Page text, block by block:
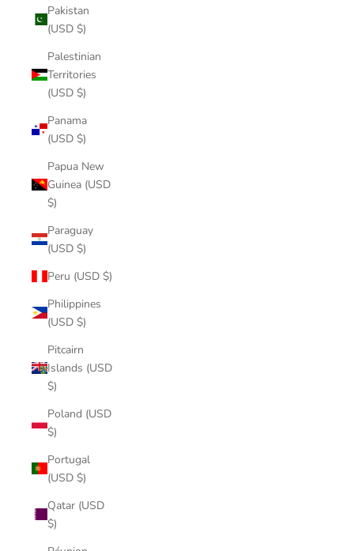
Pakistan
(USD $)
Palestinian
Territories
(USD $)
Panama
(USD $)
Papua New
Guinea (USD
$)
Paraguay
(USD $)
Peru (USD $)
Philippines
(USD $)
Pitcairn
Islands (USD
$)
Poland (USD
$)
Portugal
(USD $)
Qatar (USD
$)